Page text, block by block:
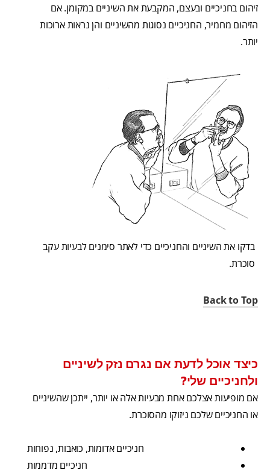
זיהום בחניכיים ובעצם, המקבעת את השיניים במקומן. אם
הזיהום מחמיר, החניכיים נסוגות מהשיניים והן נראות ארוכות
יותר.
בדקו את השיניים והחניכיים כדי לאתר סימנים לבעיות עקב
סוכרת.
Back to Top
כיצד אוכל לדעת אם נגרם נזק לשיניים
ולחניכיים שלי?
אם מופיעות אצלכם אחת מבעיות אלה או יותר, ייתכן שהשיניים
או החניכיים שלכם ניזוקו מהסוכרת.
חניכיים אדומות, כואבות, נפוחות
חניכיים מדממות